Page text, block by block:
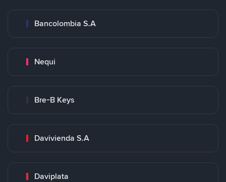
Bancolombia S.A
Nequi
Bre-B Keys
Davivienda S.A
Daviplata